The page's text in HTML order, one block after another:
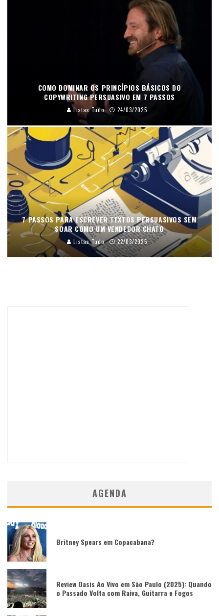
COMO DOMINAR OS PRINCÍPIOS BÁSICOS DO
COPYWRITING PERSUASIVO EM 7 PASSOS
Listas Tudo 24/03/2025
7 PASSOS PARA ESCREVER TEXTOS PERSUASIVOS SEM
SOAR COMO UM VENDEDOR CHATO
Listas Tudo 22/03/2025
AGENDA
Britney Spears em Copacabana?
Review Oasis Ao Vivo em São Paulo (2025): Quando
o Passado Volta com Raiva, Guitarra e Fogos